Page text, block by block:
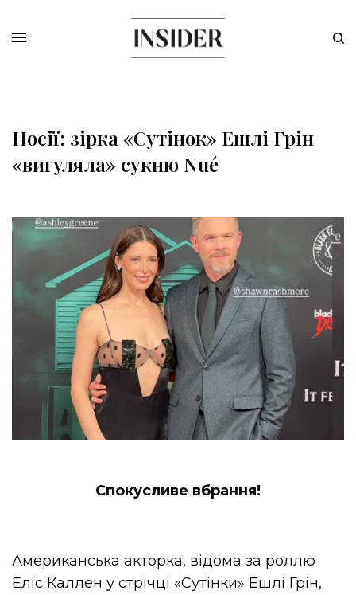
Носії: зірка «Сутінок» Ешлі Грін
«вигуляла» сукню Nué
Спокусливе вбрання!
Американська акторка, відома за роллю
Еліс Каллен у стрічці «Сутінки» Ешлі Грін,